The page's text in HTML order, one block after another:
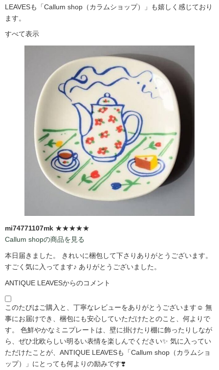
LEAVESも「Callum shop（カラムショップ）」も嬉しく感じており
ます。
すべて表示
mi74771107mk ★★★★★
Callum shopの商品を見る
本日届きました。 きれいに梱包して下さりありがとうございます。
すごく気に入ってます♪ ありがとうございました。
ANTIQUE LEAVESからのコメント
このたびはご購入と、丁寧なレビューをありがとうございます☺️ 無
事にお届けでき、梱包にも安心していただけたとのこと、何よりで
す。 色鮮やかなミニプレートは、壁に掛けたり棚に飾ったりしなが
ら、ぜひ北欧らしい明るい表情を楽しんでください✨ 気に入ってい
ただけたことが、ANTIQUE LEAVESも「Callum shop（カラムショ
ップ）」にとっても何よりの励みです❣️